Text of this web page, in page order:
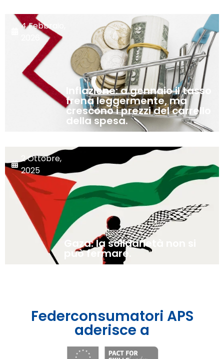
4 Febbraio,
Inflazione: a gennaio il tasso
frena leggermente, ma
crescono i prezzi del carrello
della spesa.
2 Ottobre,
2025
Gaza: la solidarietà non si
può fermare.
Federconsumatori APS
aderisce a